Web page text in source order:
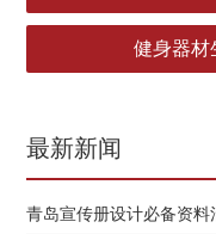
健身器材
最新新闻
青岛宣传册设计必备资料